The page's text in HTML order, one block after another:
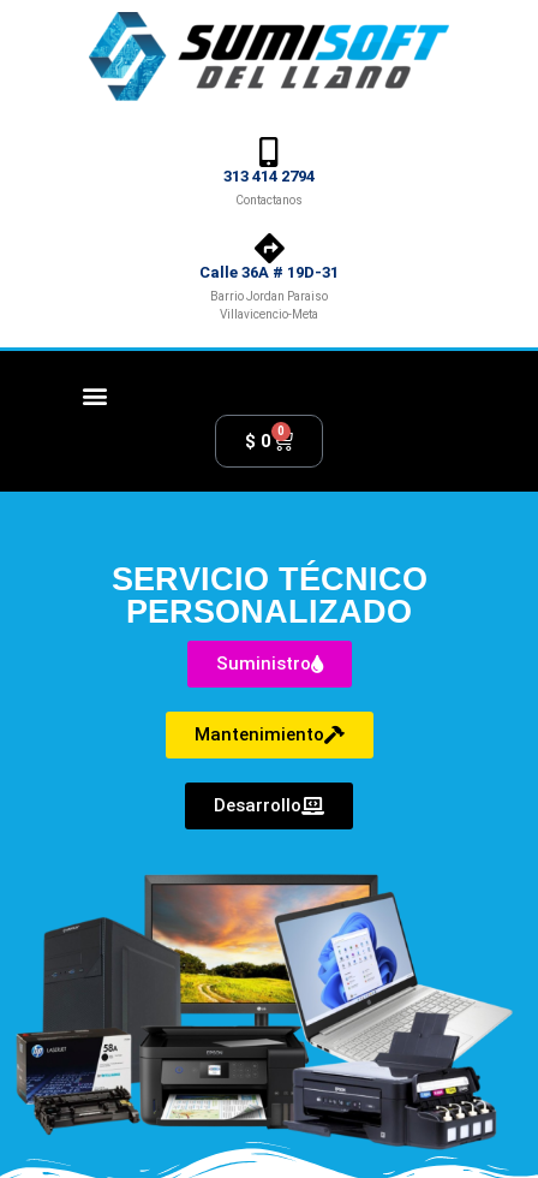
313 414 2794
Contactanos
Calle 36A # 19D-31
Barrio Jordan Paraiso
Villavicencio-Meta
$ 0 0
SERVICIO TÉCNICO
PERSONALIZADO
Suministro
Mantenimiento
Desarrollo